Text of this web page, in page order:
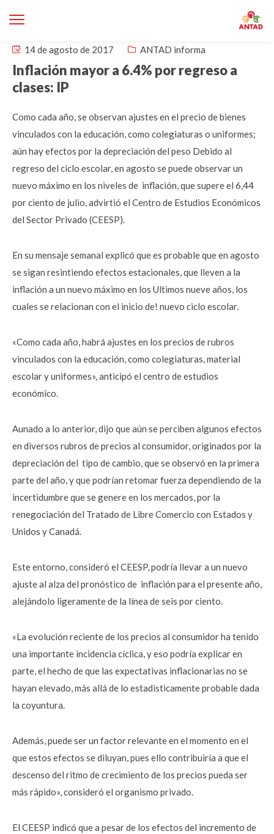
14 de agosto de 2017 ANTAD informa
Inflación mayor a 6.4% por regreso a
clases: IP
Como cada año, se observan ajustes en el precio de bienes
vinculados con la educación, como colegiaturas o uniformes;
aún hay efectos por la depreciación del peso Debido al
regreso del ciclo escolar, en agosto se puede observar un
nuevo máximo en los niveles de inflación, que supere el 6,44
por ciento de julio, advirtió el Centro de Estudios Económicos
del Sector Privado (CEESP).
En su mensaje semanal explicó que es probable que en agosto
se sigan resintiendo efectos estacionales, que lleven a la
inflación a un nuevo máximo en los Ultimos nueve años, los
cuales se relacionan con el inicio de! nuevo ciclo escolar.
«Como cada año, habrá ajustes en los precios de rubros
vinculados con la educación, como colegiaturas, material
escolar y uniformes», anticipó el centro de estudios
económico.
Aunado a lo anterior, dijo que aún se perciben algunos efectos
en diversos rubros de precios al consumidor, originados por la
depreciación del tipo de cambio, que se observó en la primera
parte del año, y que podrían retomar fuerza dependiendo de la
incertidumbre que se genere en los mercados, por la
renegociación del Tratado de Libre Comercio con Estados y
Unidos y Canadá.
Este entorno, consideró el CEESP, podría llevar a un nuevo
ajuste al alza del pronóstico de inflación para el presente año,
alejándolo ligeramente de la línea de seis por ciento.
«La evolución reciente de los precios al consumidor ha tenido
una importante incidencia cíclica, y eso podría explicar en
parte, el hecho de que las expectativas inflacionarias no se
hayan elevado, más allá de lo estadísticamente probable dada
la coyuntura.
Además, puede ser un factor relevante en el momento en el
que estos efectos se diluyan, pues ello contribuiría a que el
descenso del ritmo de crecimiento de los precios pueda ser
más rápido», consideró el organismo privado.
El CEESP indicó que a pesar de los efectos del incremento de